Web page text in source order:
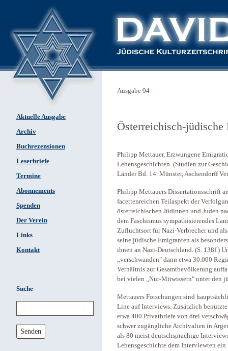
Aktuelle Ausgabe
Archiv
Buchrezensionen
Leserbriefe
Termine
Abonnements
Spenden
Der Verein
Links
Kontakt
Suche
Senden
Ausgabe 94
Österreichisch-jüdische
Philipp Mettauer, Erzwungene
Lebensgeschichten. (Studien zur
Länder Bd. 14. Münster, Aschendorff
Philipp Mettauers Dissertationsschrift
facettenreichen Teilaspekt der
österreichischen Jüdinnen und Juden
dem Faschismus sympathisierendes
Zufluchtsort für Nazi-Verbrecher und
seine jüdische Emigranten als
ihnen an Nazi-Deutschland. (S. 138f.)
„verschwanden" dann etwa 30.000
Verhältnis zur Gesamtbevölkerung
bei vielen „Nur-Mitwissern" unter den
Mettauers Forschungen sind
Line auf Interviews. Zusätzlich
etwa 400 Privatbriefe von drei
schwer zugängliche Archivalien in
als 80 meist deutschsprachige
Lebensgeschichte dem Interviewten